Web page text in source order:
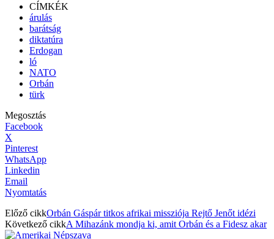
CÍMKÉK
árulás
barátság
diktatúra
Erdogan
ló
NATO
Orbán
türk
Megosztás
Facebook
X
Pinterest
WhatsApp
Linkedin
Email
Nyomtatás
Előző cikkOrbán Gáspár titkos afrikai missziója Rejtő Jenőt idézi
Következő cikkA Mihazánk mondja ki, amit Orbán és a Fidesz akar